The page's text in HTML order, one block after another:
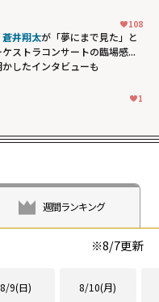
108
蒼井翔太が「夢にまで見た」と
ストラコンサートの臨場感...
したインタビューも
1
週間ランキング
※8/7更新
8/9(日) 8/10(月)